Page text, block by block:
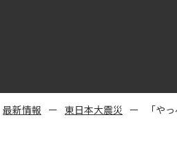
最新情報 東日本大震災 「や